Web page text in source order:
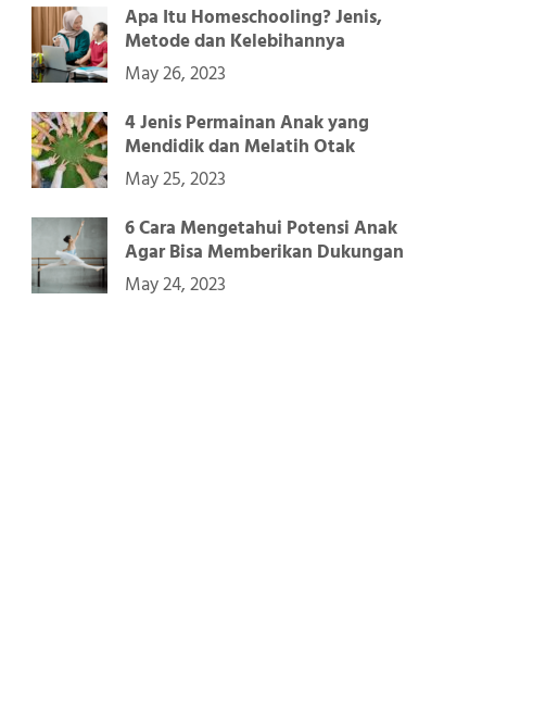
Apa Itu Homeschooling? Jenis,
Metode dan Kelebihannya
May 26, 2023
4 Jenis Permainan Anak yang
Mendidik dan Melatih Otak
May 25, 2023
6 Cara Mengetahui Potensi Anak
Agar Bisa Memberikan Dukungan
May 24, 2023